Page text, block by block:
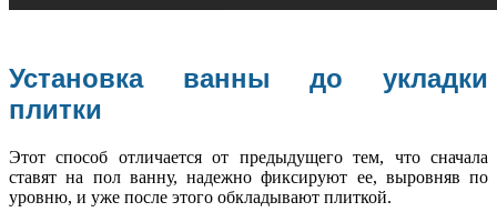
Установка ванны до укладки
плитки
Этот способ отличается от предыдущего тем, что сначала
ставят на пол ванну, надежно фиксируют ее, выровняв по
уровню, и уже после этого обкладывают плиткой.